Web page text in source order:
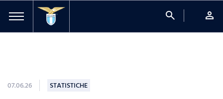
search person
07.06.26 STATISTICHE